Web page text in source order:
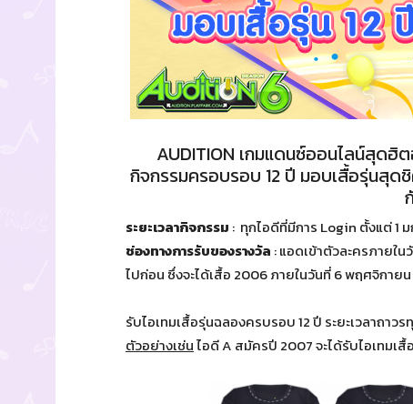
AUDITION เกมแดนซ์ออนไลน์สุดฮิ
กิจกรรมครอบรอบ 12 ปี มอบเสื้อรุ่นสุดชิ
ระยะเวลากิจกรรม : ทุกไอดีที่มีการ Login ตั้งแต่ 1 ม
ช่องทางการรับของรางวัล : แอดเข้าตัวละครภายใ
ไปก่อน ซึ่งจะได้เสื้อ 2006 ภายในวันที่ 6 พฤศจิกายน
รับไอเทมเสื้อรุ่นฉลองครบรอบ 12 ปี ระยะเวลาถา
ตัวอย่างเช่นไอดี A สมัครปี 2007 จะได้รับไอเทมเ